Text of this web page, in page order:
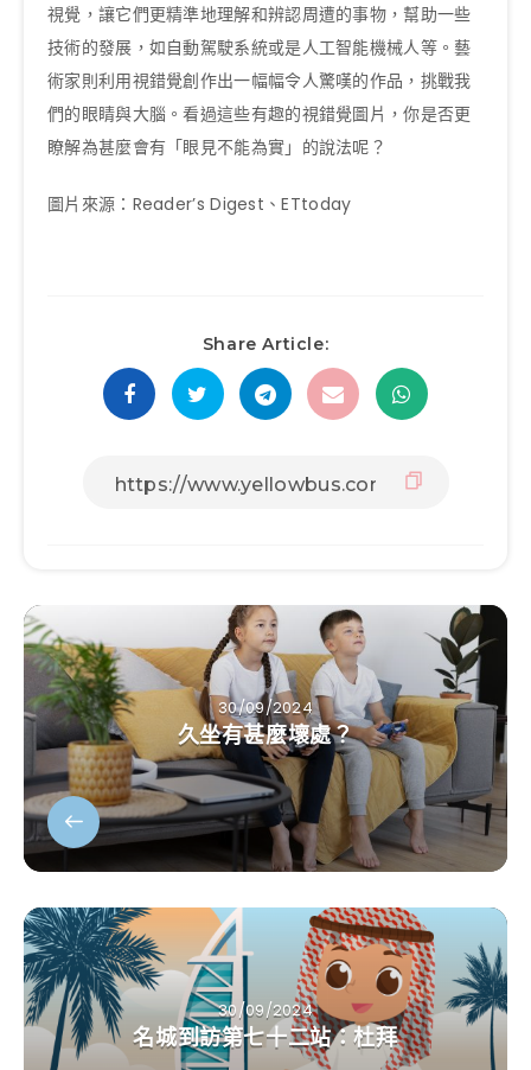
視覺，讓它們更精準地理解和辨認周遭的事物，幫助一些
技術的發展，如自動駕駛系統或是人工智能機械人等。藝
術家則利用視錯覺創作出一幅幅令人驚嘆的作品，挑戰我
們的眼睛與大腦。看過這些有趣的視錯覺圖片，你是否更
瞭解為甚麼會有「眼見不能為實」的說法呢？
圖片來源：Reader’s Digest、ETtoday
Share Article:
30/09/2024
久坐有甚麼壞處？
30/09/2024
名城到訪第七十二站：杜拜